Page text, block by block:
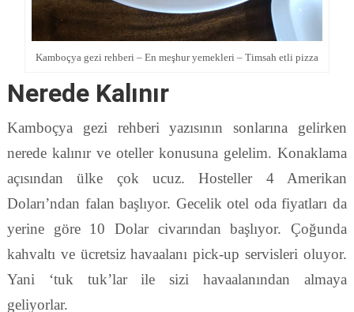
Kamboçya gezi rehberi – En meşhur yemekleri – Timsah etli pizza
Nerede Kalınır
Kamboçya gezi rehberi yazısının sonlarına gelirken
nerede kalınır ve oteller konusuna gelelim. Konaklama
açısından ülke çok ucuz. Hosteller 4 Amerikan
Doları’ndan falan başlıyor. Gecelik otel oda fiyatları da
yerine göre 10 Dolar civarından başlıyor. Çoğunda
kahvaltı ve ücretsiz havaalanı pick-up servisleri oluyor.
Yani ‘tuk tuk’lar ile sizi havaalanından almaya
geliyorlar.